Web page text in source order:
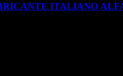
ITALIANO